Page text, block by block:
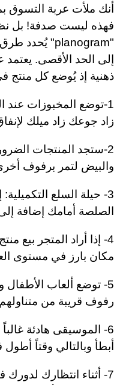
أنك ملأت عربة التسوق
فهذه ليست صدفة! بل
"
planogram" يُحدد طرق
إلى الحد الأقصى.
ذهنية إذ يُوضع كل منتج
1-توضع المخبوزات عند
زاد جوعك زاد ميلك
2-ستجد المنتجات
والبيض لتمر برفوف
3- حيلة السلع
الصلصة أمامك إضافة
4- إذا أراد المتجر بيع
مكان بارز في مستوى
5- توضع ألعاب
رفوف قريبة من
6- الموسيقى هادئة
أبطأ وبالتالي وقتاً
7- أثناء انتظارك